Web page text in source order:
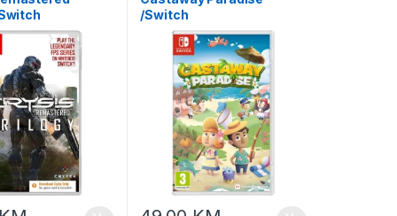
/Switch